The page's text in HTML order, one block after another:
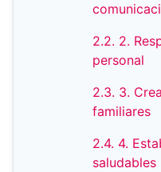
2.2. 2.
personal
2.3. 3.
familiares
2.4. 4.
saludables